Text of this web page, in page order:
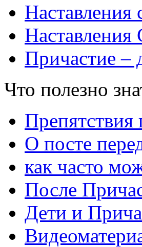
Наставления
Причастие –
Что полезно
О посте
как часто
После
Дети и